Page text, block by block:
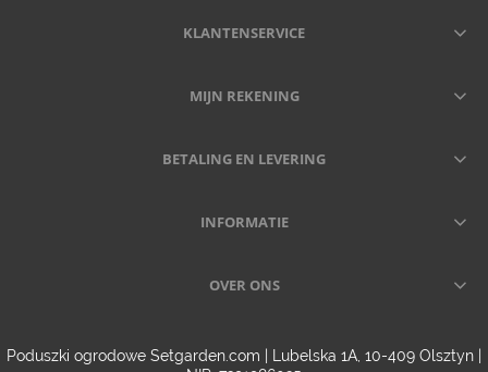
KLANTENSERVICE
MIJN REKENING
BETALING EN LEVERING
INFORMATIE
OVER ONS
Poduszki ogrodowe Setgarden.com | Lubelska 1A, 10-409 Olsztyn |